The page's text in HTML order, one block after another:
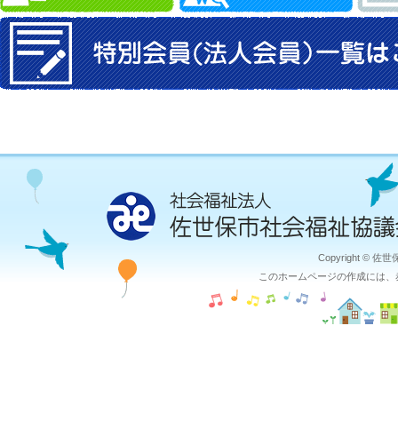
Copyright © 佐世
このホームページの作成には